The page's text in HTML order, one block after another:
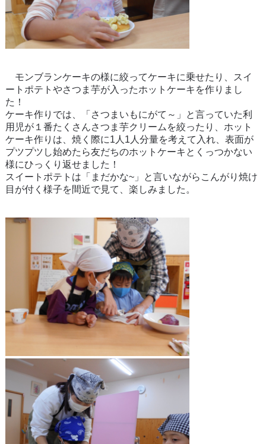
モンブランケーキの様に絞ってケーキに乗せたり、スイ
ートポテトやさつま芋が入ったホットケーキを作りまし
た！
ケーキ作りでは、「さつまいもにがて～」と言っていた利
用児が１番たくさんさつま芋クリームを絞ったり、ホット
ケーキ作りは、焼く際に1人1人分量を考えて入れ、表面が
プツプツし始めたら友だちのホットケーキとくっつかない
様にひっくり返せました！
スイートポテトは「まだかな~」と言いながらこんがり焼け
目が付く様子を間近で見て、楽しみました。